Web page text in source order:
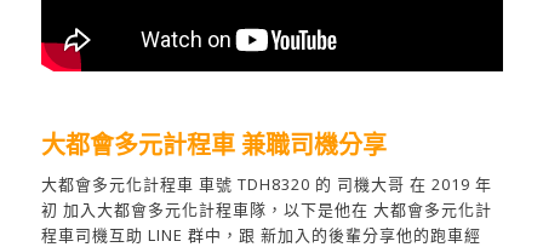
大都會多元計程車 兼職司機分享
大都會多元化計程車 車號 TDH8320 的 司機大哥 在 2019 年
初 加入大都會多元化計程車隊，以下是他在 大都會多元化計
程車司機互助 LINE 群中，跟 新加入的後輩分享他的跑車經